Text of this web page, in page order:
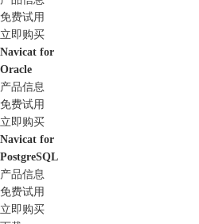
免费试用
立即购买
Navicat for
Oracle
产品信息
免费试用
立即购买
Navicat for
PostgreSQL
产品信息
免费试用
立即购买